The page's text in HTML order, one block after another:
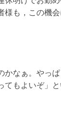
様も，この機
なぁ。やっ
てもよいぞ」